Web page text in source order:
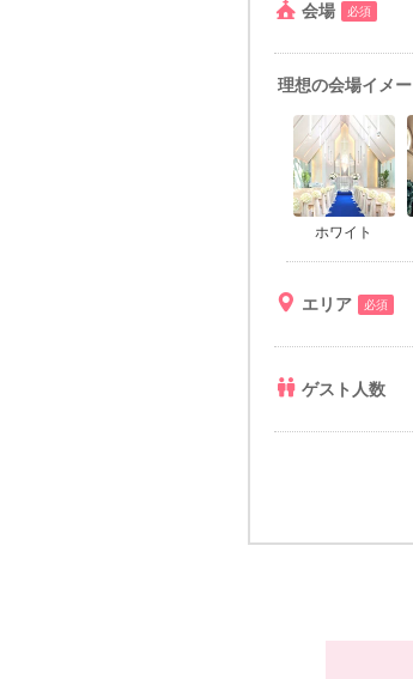
会場 必須
理想の会場イメ
ホワイト
エリア 必須
ゲスト人数